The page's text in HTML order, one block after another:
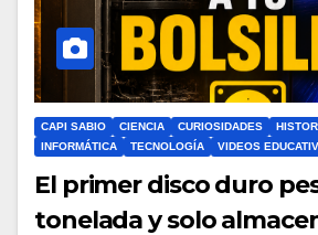
CAPI SABIO CIENCIA CURIOSIDADES
INFORMÁTICA
TECNOLOGÍA VIDEOS
El primer disco duro
tonelada y solo